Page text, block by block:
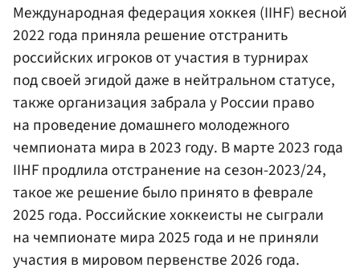
Международная федерация хоккея (IIHF) весной
2022 года приняла решение отстранить
российских игроков от участия в турнирах
под своей эгидой даже в нейтральном статусе,
также организация забрала у России право
на проведение домашнего молодежного
чемпионата мира в 2023 году. В марте 2023 года
IIHF продлила отстранение на сезон-2023/24,
такое же решение было принято в феврале
2025 года. Российские хоккеисты не сыграли
на чемпионате мира 2025 года и не приняли
участия в мировом первенстве 2026 года.